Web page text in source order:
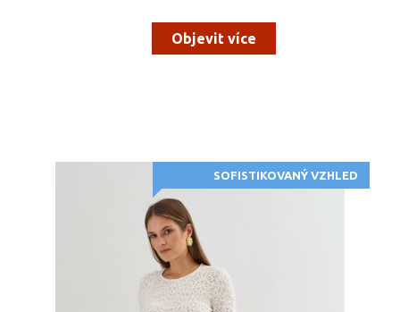
Objevit více
SOFISTIKOVANÝ VZHLED